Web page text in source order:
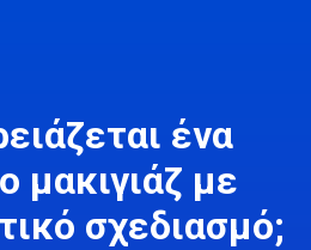
ένα
μακιγιάζ με
σχεδιασμό;